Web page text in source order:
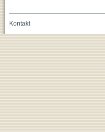
Kontakt